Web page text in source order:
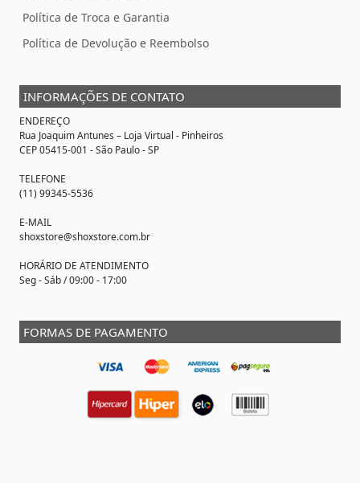
Política de Troca e Garantia
Política de Devolução e Reembolso
INFORMAÇÕES DE CONTATO
ENDEREÇO
Rua Joaquim Antunes – Loja Virtual - Pinheiros
CEP 05415-001 - São Paulo - SP
TELEFONE
(11) 99345-5536
E-MAIL
shoxstore@shoxstore.com.br
HORÁRIO DE ATENDIMENTO
Seg - Sáb / 09:00 - 17:00
FORMAS DE PAGAMENTO